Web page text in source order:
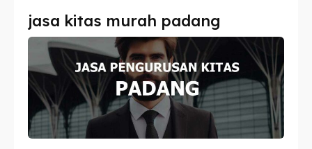
Imta
Legalisir
Apostille
Penerjemah
Imta
Legalisir
Apostille
Penerjemah
jasa kitas murah padang